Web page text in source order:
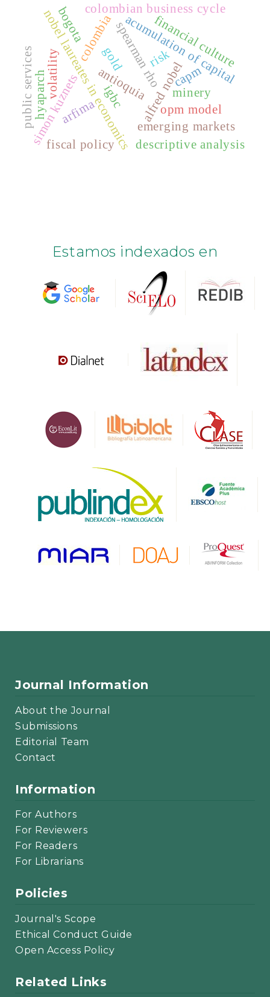
nobel laureates in economicsalfred nobel
simon kuznets
colombia
antioquia
gold
minery
acumulation of capital
colombian business cycle
fiscal policy
emerging markets
public services
financial culture
spearman rho
descriptive analysis
igbc
volatility
arfima
hyaparch capm
opm model
risk
bogota
Estamos indexados en
Journal Information
About the Journal
Submissions
Editorial Team
Contact
Information
For Authors
For Reviewers
For Readers
For Librarians
Policies
Journal's Scope
Ethical Conduct Guide
Open Access Policy
Related Links